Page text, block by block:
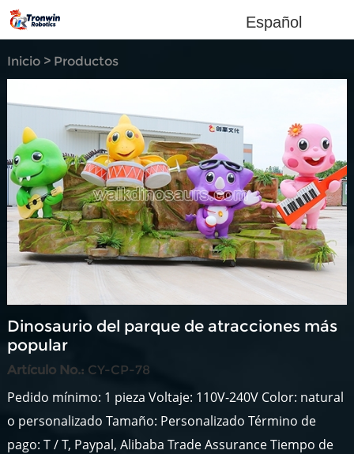
Español
Inicio> Productos
personalizados
Dinosaurio del parque de atracciones más
popular
Artículo No.: CY-CP-78
Pedido mínimo: 1 pieza Voltaje: 110V-240V Color: natural
o personalizado Tamaño: Personalizado Término de
pago: T / T, Paypal, Alibaba Trade Assurance Tiempo de